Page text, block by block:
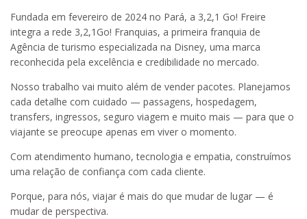
Fundada em fevereiro de 2024 no Pará, a 3,2,1 Go! Freire
integra a rede 3,2,1Go! Franquias, a primeira franquia de
Agência de turismo especializada na Disney, uma marca
reconhecida pela excelência e credibilidade no mercado.
Nosso trabalho vai muito além de vender pacotes. Planejamos
cada detalhe com cuidado — passagens, hospedagem,
transfers, ingressos, seguro viagem e muito mais — para que o
viajante se preocupe apenas em viver o momento.
Com atendimento humano, tecnologia e empatia, construímos
uma relação de confiança com cada cliente.
Porque, para nós, viajar é mais do que mudar de lugar — é
mudar de perspectiva.